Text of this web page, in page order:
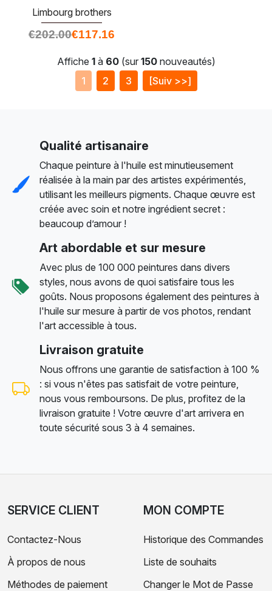
Limbourg brothers
€202.00€117.16
Affiche 1à 60(sur 150nouveautés)
1
2 3 [Suiv >>]
Qualité artisanaire
Chaque peinture à l'huile est minutieusement
réalisée à la main par des artistes expérimentés,
utilisant les meilleurs pigments. Chaque œuvre est
créée avec soin et notre ingrédient secret :
beaucoup d’amour !
Art abordable et sur mesure
Avec plus de 100 000 peintures dans divers
styles, nous avons de quoi satisfaire tous les
goûts. Nous proposons également des peintures à
l'huile sur mesure à partir de vos photos, rendant
l'art accessible à tous.
Livraison gratuite
Nous offrons une garantie de satisfaction à 100 %
: si vous n'êtes pas satisfait de votre peinture,
nous vous remboursons. De plus, profitez de la
livraison gratuite ! Votre œuvre d'art arrivera en
toute sécurité sous 3 à 4 semaines.
SERVICE CLIENT
Contactez-Nous
À propos de nous
Méthodes de paiement
MON COMPTE
Historique des Commandes
Liste de souhaits
Changer le Mot de Passe